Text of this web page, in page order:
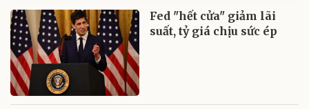
Fed "hết cửa" giảm lãi
suất, tỷ giá chịu sức ép